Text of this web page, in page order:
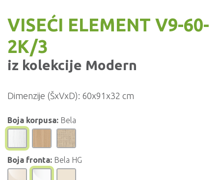
VISEĆI ELEMENT V9-60-
2K/3
iz kolekcije Modern
Dimenzije (ŠxVxD): 60x91x32 cm
Boja korpusa: Bela
Boja fronta: Bela HG